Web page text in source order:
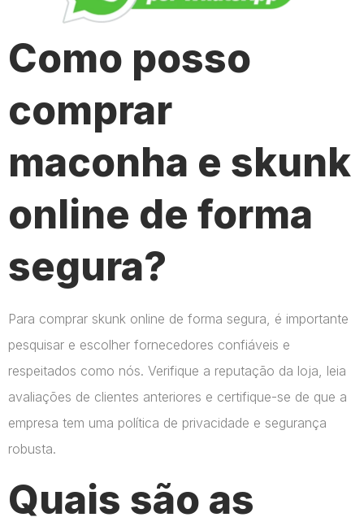
Como posso
comprar
maconha e skunk
online de forma
segura?
Para comprar skunk online de forma segura, é importante
pesquisar e escolher fornecedores confiáveis e
respeitados como nós. Verifique a reputação da loja, leia
avaliações de clientes anteriores e certifique-se de que a
empresa tem uma política de privacidade e segurança
robusta.
Quais são as